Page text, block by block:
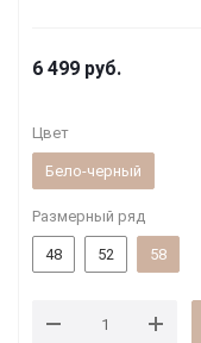
6 499 руб.
Цвет
Бело-черный
Размерный ряд
48 52 58